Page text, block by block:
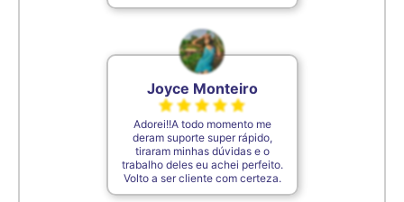
Joyce Monteiro
Adorei!!A todo momento me
deram suporte super rápido,
tiraram minhas dúvidas e o
trabalho deles eu achei perfeito.
Volto a ser cliente com certeza.